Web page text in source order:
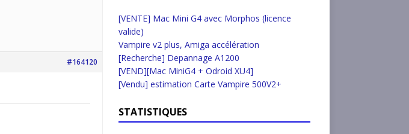
#164120
[VENTE] Mac Mini G4 avec Morphos (licence
valide)
Vampire v2 plus, Amiga accélération
[Recherche] Depannage A1200
[VEND][Mac MiniG4 + Odroid XU4]
[Vendu] estimation Carte Vampire 500V2+
STATISTIQUES